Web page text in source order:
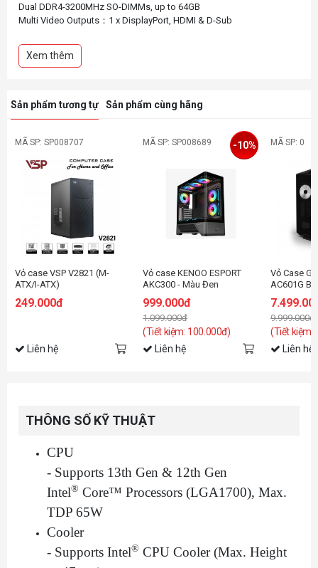
Dual DDR4-3200MHz SO-DIMMs, up to 64GB
Multi Video Outputs：1 x DisplayPort, HDMI & D-Sub
1 x USB 3.2 Gen2 Type-C Port (10 Gb/s) (with USB Type-C Alt Mode)
1 x USB 3.2 Gen2 Type-A port (10 Gb/s)
2 x 2.5" HDD/SSD with RAID 0/1
Xem thêm
Sản phẩm tương tự Sản phẩm cùng hãng
MÃ SP: SP008707
Vỏ case VSP V2821 (M-
ATX/I-ATX)
249.000đ
Liên hệ
MÃ SP: SP008689
Vỏ case KENOO ESPORT
AKC300 - Màu Đen
999.000đ
1.099.000đ
(Tiết kiệm: 100.000đ)
-10%
Liên hệ
MÃ SP: 0
Vỏ Case
AC601G
9.999.000đ
(Tiết kiệm:
Liên hệ
THÔNG SỐ KỸ THUẬT
CPU
- Supports 13th Gen & 12th Gen
Intel® Core™ Processors (LGA1700), Max.
TDP 65W
Cooler
- Supports Intel® CPU Cooler (Max. Height